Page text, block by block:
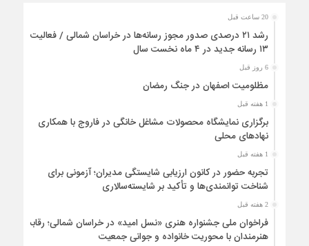
20 ساعت قبل
رشد ۲۱ درصدی صدور مجوز رسانه‌ها در خراسان شمالی / فعالیت
۱۳ رسانه جدید در ۴ ماه نخست سال
6 روز قبل
مظلومیت اصفهان در جنگ رمضان
1 هفته قبل
برگزاری نمایشگاه محصولات مشاغل خانگی در فاروج با همکاری
نهادهای محلی
1 هفته قبل
تجربه حضور در کانون ارزیابی شایستگی مدیران؛ آزمونی برای
شناخت توانمندی‌ها و تأکید بر شایسته‌سالاری
2 هفته قبل
فراخوان ملی جشنواره هنری «نسل امید» در خراسان شمالی؛ رقابت
هنرمندان با محوریت خانواده و جوانی جمعیت